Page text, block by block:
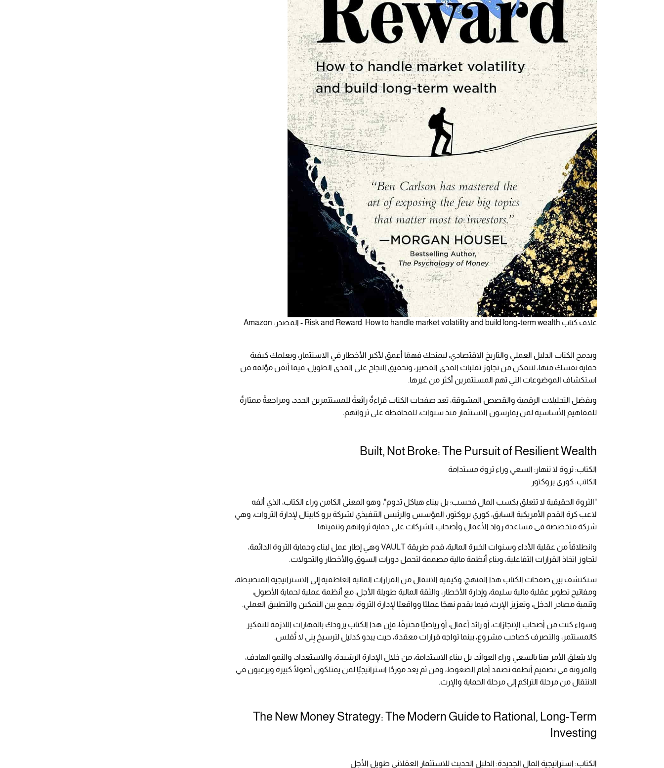
غلاف كتاب Risk and Reward: How to handle market volatility and build long-term wealth - المصدر: Amazon
ويدمج الكتاب الدليل العملي والتاريخ الاقتصادي، ليمنحك فهمًا أعمق لأكبر الأخطار في الاستثمار، ويعلمك كيفية
حماية نفسك منها، لتتمكن من تجاوز تقلبات المدى القصير، وتحقيق النجاح على المدى الطويل، فيما أتقن مؤلفه فن
استكشاف الموضوعات التي تهم المستثمرين أكثر من غيرها.
وبفضل التحليلات الرقمية والقصص المشوقة، تعد صفحات الكتاب قراءةً رائعةً للمستثمرين الجدد، ومراجعةً ممتازةً
للمفاهيم الأساسية لمن يمارسون الاستثمار منذ سنوات، للمحافظة على ثرواتهم.
Built, Not Broke: The Pursuit of Resilient Wealth
الكتاب: ثروة لا تنهار: السعي وراء ثروة مستدامة
الكاتب: كوري بروكتور
"الثروة الحقيقية لا تتعلق بكسب المال فحسب؛ بل ببناء هياكل تدوم"، وهو المعنى الكامن وراء الكتاب، الذي ألفه
لاعب كرة القدم الأمريكية السابق، كوري بروكتور، المؤسس والرئيس التنفيذي لشركة برو كابيتال لإدارة الثروات، وهي
شركة متخصصة في مساعدة رواد الأعمال وأصحاب الشركات على حماية ثرواتهم وتنميتها.
وانطلاقاً من عقلية الأداء وسنوات الخبرة المالية، قدم طريقة VAULT وهي إطار عمل لبناء وحماية الثروة الدائمة،
لتجاوز اتخاذ القرارات التفاعلية، وبناء أنظمة مالية مصممة لتحمل دورات السوق والأخطار والتحولات.
ستكتشف بين صفحات الكتاب هذا المنهج، وكيفية الانتقال من القرارات المالية العاطفية إلى الاستراتيجية المنضبطة،
ومفاتيح تطوير عقلية مالية سليمة، وإدارة الأخطار، والثقة المالية طويلة الأجل، مع أنظمة عملية لحماية الأصول،
وتنمية مصادر الدخل، وتعزيز الإرث، فيما يقدم نهجًا عمليًا وواقعيًا لإدارة الثروة، يجمع بين التمكين والتطبيق العملي.
وسواء كنت من أصحاب الإنجازات، أو رائد أعمال، أو رياضيًا محترفًا، فإن هذا الكتاب يزودك بالمهارات اللازمة للتفكير
كالمستثمر، والتصرف كصاحب مشروع، بينما تواجه قرارات معقدة، حيث يبدو كدليل لترسيخ بِنى لا تُفلس.
ولا يتعلق الأمر هنا بالسعي وراء العوائد، بل ببناء الاستدامة، من خلال الإدارة الرشيدة، والاستعداد، والنمو الهادف،
والمرونة في تصميم أنظمة تصمد أمام الضغوط، ومن ثم يعد موردًا استراتيجيًا لمن يمتلكون أصولًا كبيرة ويرغبون في
الانتقال من مرحلة التراكم إلى مرحلة الحماية والإرث.
The New Money Strategy: The Modern Guide to Rational, Long-Term
Investing
الكتاب: استراتيجية المال الجديدة: الدليل الحديث للاستثمار العقلاني طويل الأجل